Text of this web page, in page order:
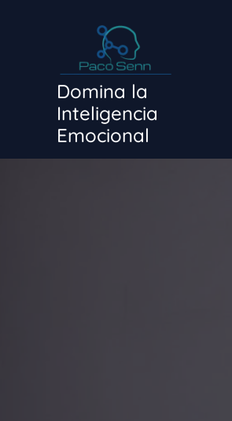
Domina la
Inteligencia
Emocional